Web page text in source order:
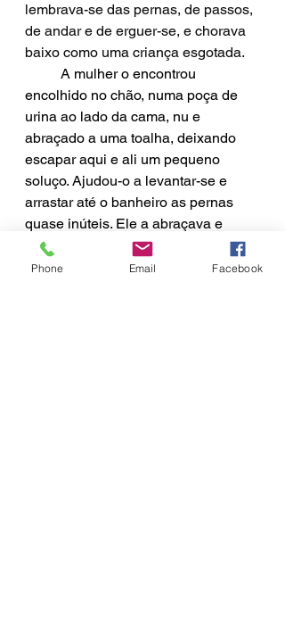
lembrava-se das pernas, de passos,
de andar e de erguer-se, e chorava
baixo como uma criança esgotada.
A mulher o encontrou
encolhido no chão, numa poça de
urina ao lado da cama, nu e
abraçado a uma toalha, deixando
escapar aqui e ali um pequeno
soluço. Ajudou-o a levantar-se e
arrastar até o banheiro as pernas
quase inúteis. Ele a abraçava e
pedia: “Coça as minhas costas; aqui,
não ali, mais pra cima.” Ela levou a
Phone Email Facebook